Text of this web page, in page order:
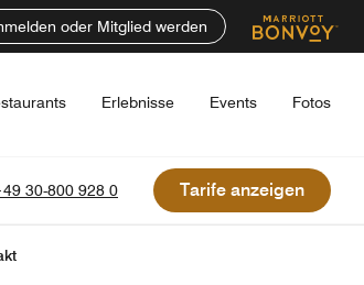
oder Mitglied werden
Erlebnisse Events Fotos
30-800 928 0 Tarife anzeigen